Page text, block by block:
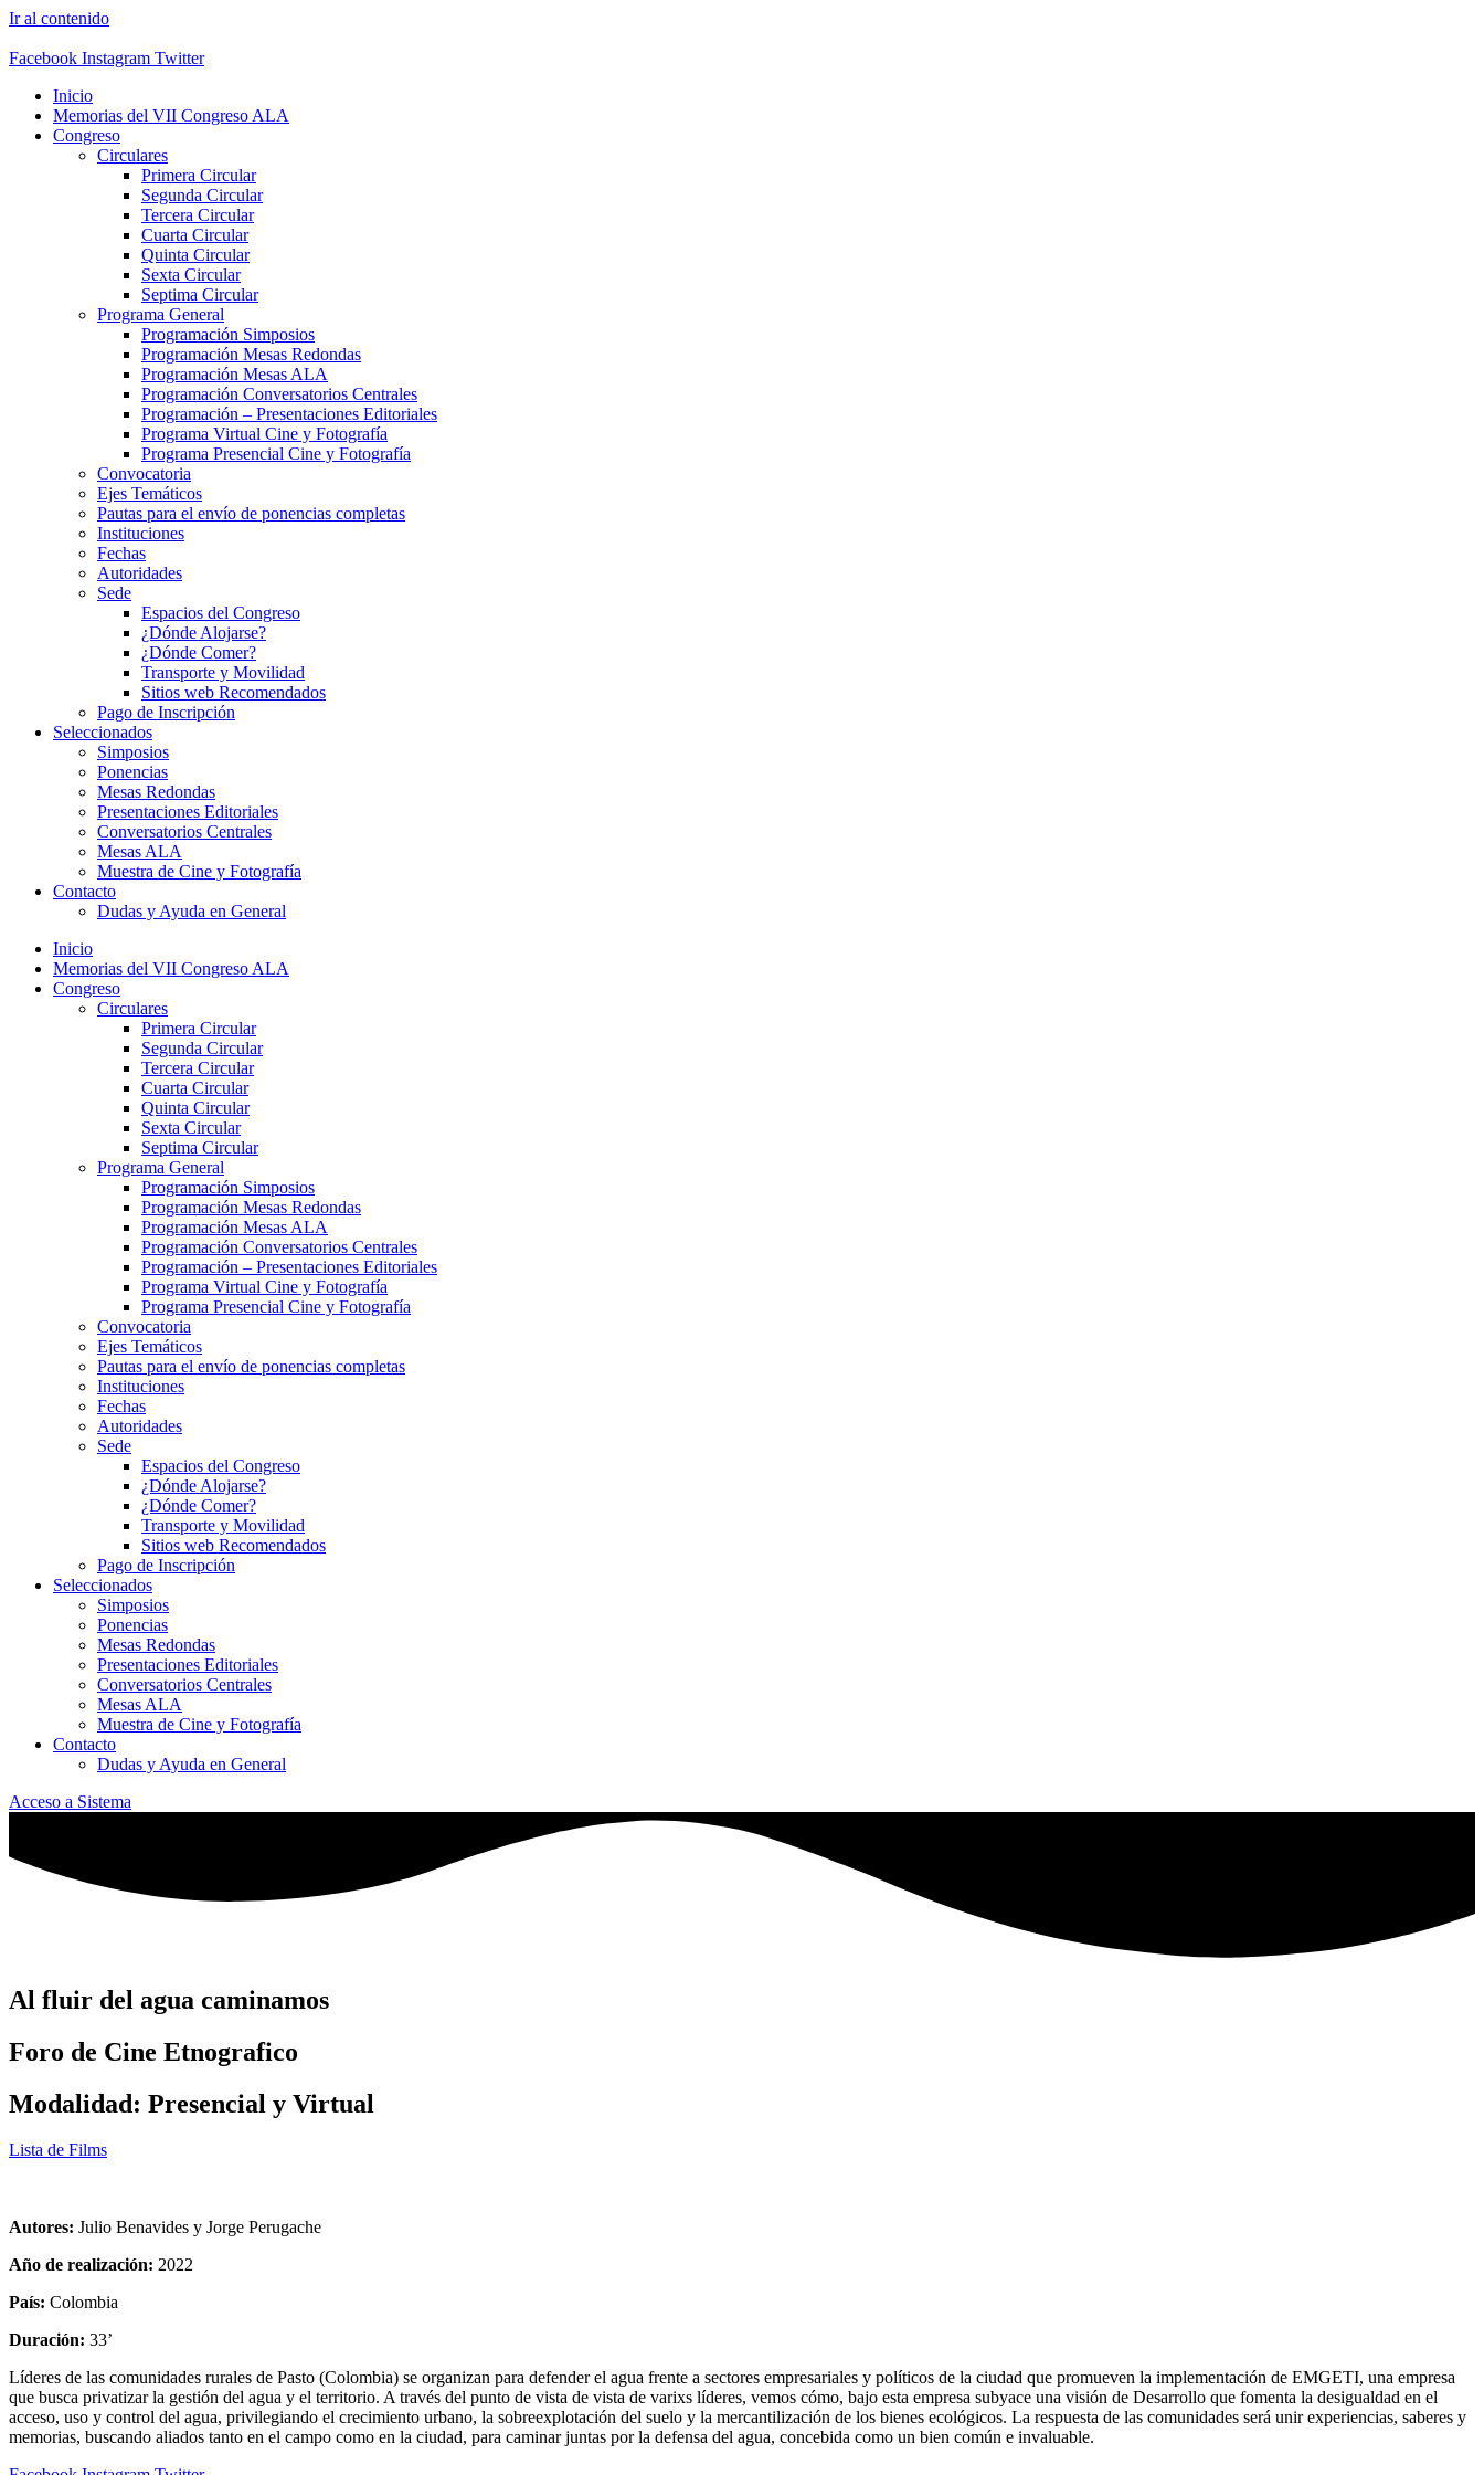
Ir al contenido
Facebook Instagram Twitter
Inicio
Memorias del VII Congreso ALA
Congreso
Circulares
Primera Circular
Segunda Circular
Tercera Circular
Cuarta Circular
Quinta Circular
Sexta Circular
Septima Circular
Programa General
Programación Simposios
Programación Mesas Redondas
Programación Mesas ALA
Programación Conversatorios Centrales
Programación – Presentaciones Editoriales
Programa Virtual Cine y Fotografía
Programa Presencial Cine y Fotografía
Convocatoria
Ejes Temáticos
Pautas para el envío de ponencias completas
Instituciones
Fechas
Autoridades
Sede
Espacios del Congreso
¿Dónde Alojarse?
¿Dónde Comer?
Transporte y Movilidad
Sitios web Recomendados
Pago de Inscripción
Seleccionados
Simposios
Ponencias
Mesas Redondas
Presentaciones Editoriales
Conversatorios Centrales
Mesas ALA
Muestra de Cine y Fotografía
Contacto
Dudas y Ayuda en General
Inicio
Memorias del VII Congreso ALA
Congreso
Circulares
Primera Circular
Segunda Circular
Tercera Circular
Cuarta Circular
Quinta Circular
Sexta Circular
Septima Circular
Programa General
Programación Simposios
Programación Mesas Redondas
Programación Mesas ALA
Programación Conversatorios Centrales
Programación – Presentaciones Editoriales
Programa Virtual Cine y Fotografía
Programa Presencial Cine y Fotografía
Convocatoria
Ejes Temáticos
Pautas para el envío de ponencias completas
Instituciones
Fechas
Autoridades
Sede
Espacios del Congreso
¿Dónde Alojarse?
¿Dónde Comer?
Transporte y Movilidad
Sitios web Recomendados
Pago de Inscripción
Seleccionados
Simposios
Ponencias
Mesas Redondas
Presentaciones Editoriales
Conversatorios Centrales
Mesas ALA
Muestra de Cine y Fotografía
Contacto
Dudas y Ayuda en General
Acceso a Sistema
Al fluir del agua caminamos
Foro de Cine Etnografico
Modalidad: Presencial y Virtual
Lista de Films
Autores: Julio Benavides y Jorge Perugache
Año de realización: 2022
País: Colombia
Duración: 33’
Líderes de las comunidades rurales de Pasto (Colombia) se organizan para defender el agua frente a sectores empresariales y políticos de la ciudad que promueven la implementación de EMGETI, una empresa
que busca privatizar la gestión del agua y el territorio. A través del punto de vista de vista de varixs líderes, vemos cómo, bajo esta empresa subyace una visión de Desarrollo que fomenta la desigualdad en el
acceso, uso y control del agua, privilegiando el crecimiento urbano, la sobreexplotación del suelo y la mercantilización de los bienes ecológicos. La respuesta de las comunidades será unir experiencias, saberes y
memorias, buscando aliados tanto en el campo como en la ciudad, para caminar juntas por la defensa del agua, concebida como un bien común e invaluable.